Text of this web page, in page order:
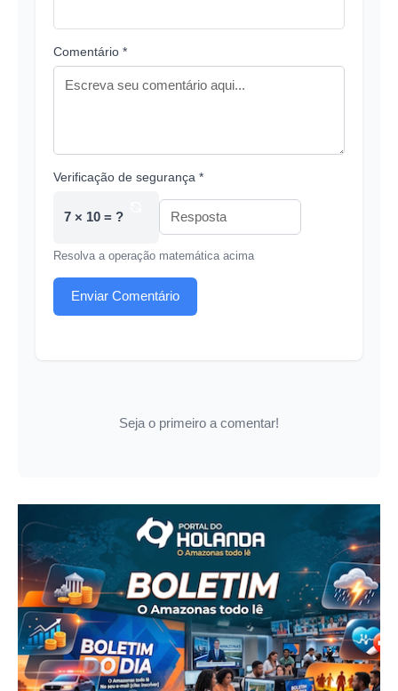
Comentário *
Verificação de segurança *
7 × 10 = ?
Resolva a operação matemática acima
Enviar Comentário
Seja o primeiro a comentar!